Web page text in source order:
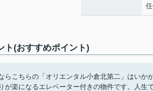
ト(おすすめポイント)
らこちらの「オリエンタル小倉北第二」はいか
楽になるエレベーター付きの物件です。人生